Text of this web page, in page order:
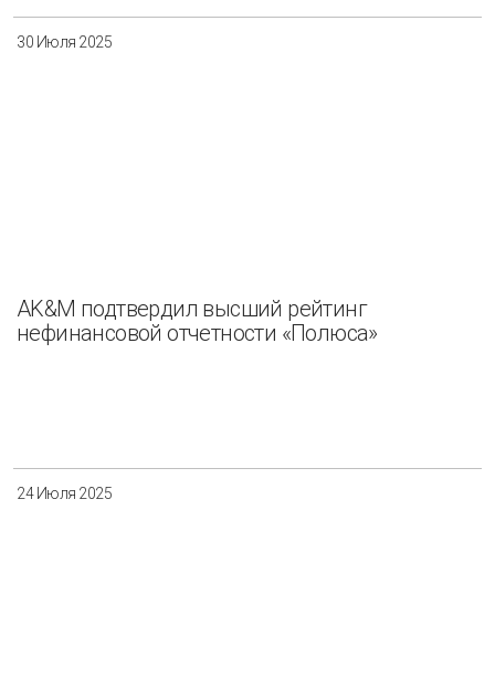
30 Июля 2025
AK&M подтвердил высший рейтинг
нефинансовой отчетности «Полюса»
24 Июля 2025